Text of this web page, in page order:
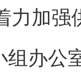
力加强
组办公